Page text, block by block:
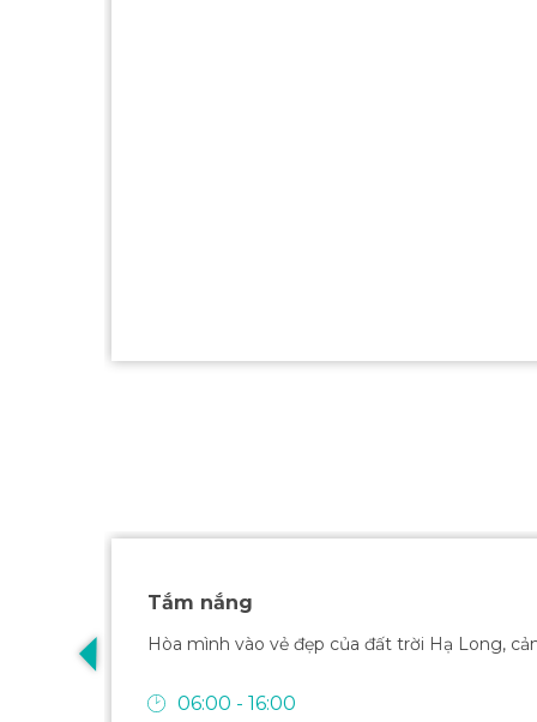
Lịch trình 3 ngày 2 đêm tại Hạ Long mang tới
Tắm nắng
Hòa mình vào vẻ đẹp của đất trời Hạ Long,
06:00 - 16:00